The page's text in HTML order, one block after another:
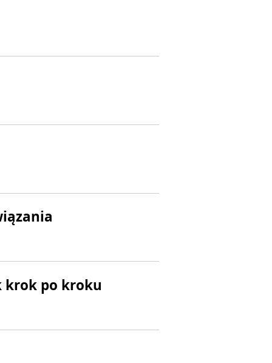
krok po kroku